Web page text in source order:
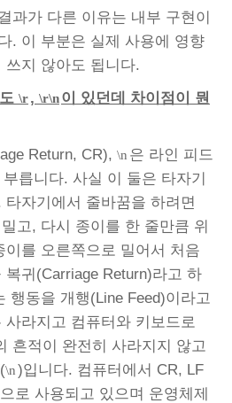
과가 다른 이유는 내부 구현이
. 이 부분은 실제 사용에 영향
쓰지 않아도 됩니다.
\r, \r\n이 있던데 차이점이 뭔
Return, CR), \n 은 라인 피드
릅니다. 사실 이 둘은 타자기
자기에서 줄바꿈을 하려면
고, 다시 종이를 한 줄만큼 위
를 오른쪽으로 밀어서 처음
귀(Carriage Return)라고 하
행동을 개행(Line Feed)이라고
라지고 컴퓨터와 키보드로
흔적이 완전히 사라지지 않고
\n)입니다. 컴퓨터에서 CR, LF
로 사용되고 있으며 운영체제